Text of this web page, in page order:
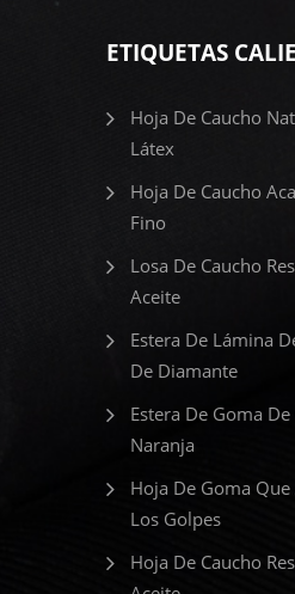
ETIQUETAS
Hoja De Caucho
Látex
Hoja De Caucho
Fino
Losa De Caucho
Aceite
Estera De Lámina
De Diamante
Estera De Goma De
Naranja
Hoja De Goma
Los Golpes
Hoja De Caucho